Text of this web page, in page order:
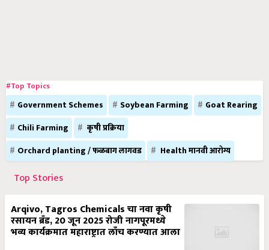
#Top Topics
Government Schemes Soybean Farming
Goat Rearing
Chili Farming
कृषी प्रक्रिया
Orchard planting / फळबाग लागवड
Health मानवी आरोग्य
Top Stories
Arqivo, Tagros Chemicals चा नवा कृषी
रसायन ब्रँड, 20 जून 2025 रोजी नागपूरमध्ये
भव्य कार्यक्रमात महाराष्ट्रात लाँच करण्यात आला